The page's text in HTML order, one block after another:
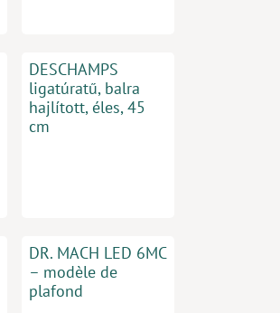
DESCHAMPS
ligatúratű, balra
hajlított, éles, 45
cm
DR. MACH LED 6MC
– modèle de
plafond